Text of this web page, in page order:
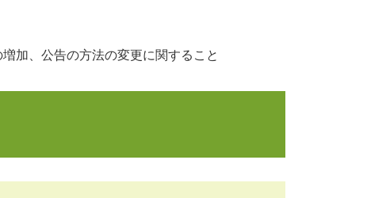
加、公告の方法の変更に関すること